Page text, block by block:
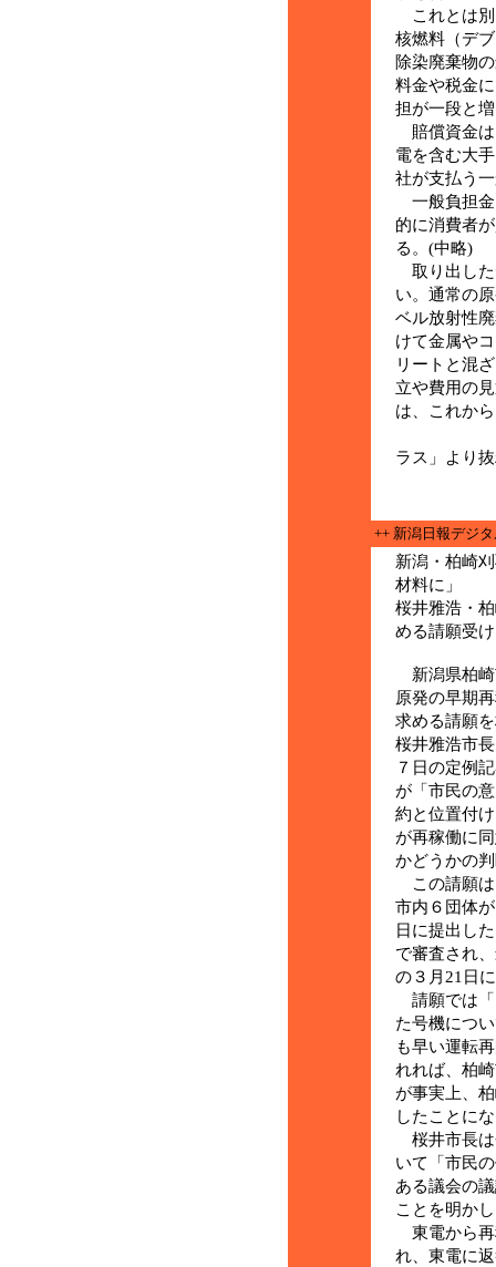
これとは別
核燃料（デ
除染廃棄物
料金や税金
担が一段と
賠償資金は
電を含む大
社が支払う
一般負担金
的に消費者
る。(中略)
取り出した
い。通常の
ベル放射性
けて金属や
リートと混
立や費用の
は、これか
ラス」より
++ 新潟日報デジ
新潟・柏崎
材料に」
桜井雅浩・
める請願受け
新潟県柏崎
原発の早期
求める請願
桜井雅浩市
７日の定例
が「市民の
約と位置付
が再稼働に
かどうかの
この請願は
市内６団体
日に提出し
で審査され
の３月21日
請願では「
た号機につ
も早い運転
れれば、柏
が事実上、
したことに
桜井市長は
いて「市民
ある議会の
ことを明か
東電から再
れ、東電に